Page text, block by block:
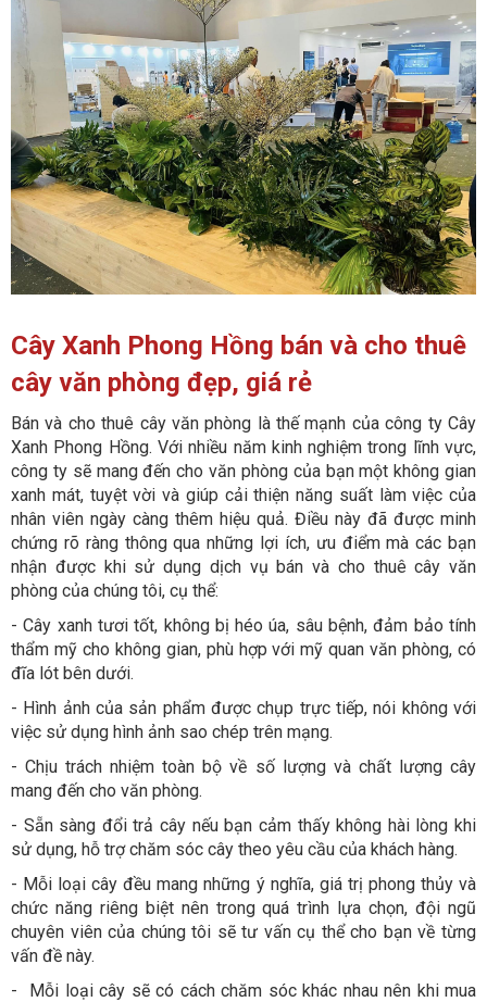
Cây Xanh Phong Hồng bán và cho thuê
cây văn phòng đẹp, giá rẻ
Bán và cho thuê cây văn phòng là thế mạnh của công ty Cây
Xanh Phong Hồng. Với nhiều năm kinh nghiệm trong lĩnh vực,
công ty sẽ mang đến cho văn phòng của bạn một không gian
xanh mát, tuyệt vời và giúp cải thiện năng suất làm việc của
nhân viên ngày càng thêm hiệu quả. Điều này đã được minh
chứng rõ ràng thông qua những lợi ích, ưu điểm mà các bạn
nhận được khi sử dụng dịch vụ bán và cho thuê cây văn
phòng của chúng tôi, cụ thể:
- Cây xanh tươi tốt, không bị héo úa, sâu bệnh, đảm bảo tính
thẩm mỹ cho không gian, phù hợp với mỹ quan văn phòng, có
đĩa lót bên dưới.
- Hình ảnh của sản phẩm được chụp trực tiếp, nói không với
việc sử dụng hình ảnh sao chép trên mạng.
- Chịu trách nhiệm toàn bộ về số lượng và chất lượng cây
mang đến cho văn phòng.
- Sẵn sàng đổi trả cây nếu bạn cảm thấy không hài lòng khi
sử dụng, hỗ trợ chăm sóc cây theo yêu cầu của khách hàng.
- Mỗi loại cây đều mang những ý nghĩa, giá trị phong thủy và
chức năng riêng biệt nên trong quá trình lựa chọn, đội ngũ
chuyên viên của chúng tôi sẽ tư vấn cụ thể cho bạn về từng
vấn đề này.
- Mỗi loại cây sẽ có cách chăm sóc khác nhau nên khi mua